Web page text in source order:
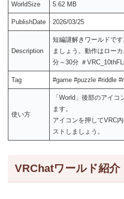
WorldSize 5.62 MB
PublishDate 2026/03/25
Description
短編謎解きワールドで
ましょう。動作はロー
分～30分 ＃
Tag #game #puzzle #riddle
使い方
「World」後部のアイ
ます。
アイコンを押してVRC
ストしましょう。
VRChatワールド紹介